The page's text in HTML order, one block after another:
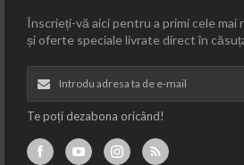
Înscrieți-vă aici pentru a primi cele
și oferte speciale livrate direct în
Te poți dezabona oricând!